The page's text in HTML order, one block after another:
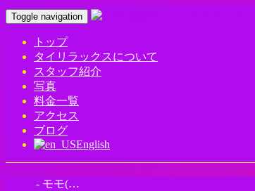
Toggle navigation
トップ
タイリラックスについて
スタッフ紹介
写真
料金一覧
アクセス
ブログ
English
- モモ(…